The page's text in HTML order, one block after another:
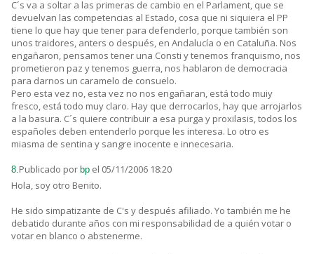
C´s va a soltar a las primeras de cambio en el Parlament, que se
devuelvan las competencias al Estado, cosa que ni siquiera el PP
tiene lo que hay que tener para defenderlo, porque también son
unos traidores, anters o después, en Andalucía o en Cataluña. Nos
engañaron, pensamos tener una Consti y tenemos franquismo, nos
prometieron paz y tenemos guerra, nos hablaron de democracia
para darnos un caramelo de consuelo.
Pero esta vez no, esta vez no nos engañaran, está todo muiy
fresco, está todo muy claro. Hay que derrocarlos, hay que arrojarlos
a la basura. C´s quiere contribuir a esa purga y proxilasis, todos los
españoles deben entenderlo porque les interesa. Lo otro es
miasma de sentina y sangre inocente e innecesaria.
8.Publicado por bp el 05/11/2006 18:20
Hola, soy otro Benito.
He sido simpatizante de C's y después afiliado. Yo también me he
debatido durante años con mi responsabilidad de a quién votar o
votar en blanco o abstenerme.